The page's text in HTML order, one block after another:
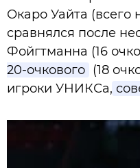
Окаро Уайта (всего
сравнялся после
Фойгтманна (16
20-очкового (18
игроки УНИКСа,